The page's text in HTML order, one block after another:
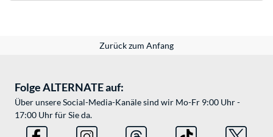
Zurück zum Anfang
Folge ALTERNATE auf:
Über unsere Social-Media-Kanäle sind wir Mo-Fr 9:00 Uhr -
17:00 Uhr für Sie da.